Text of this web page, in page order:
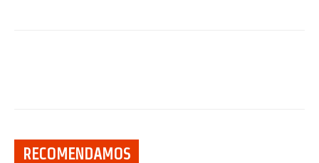
RECOMENDAMOS